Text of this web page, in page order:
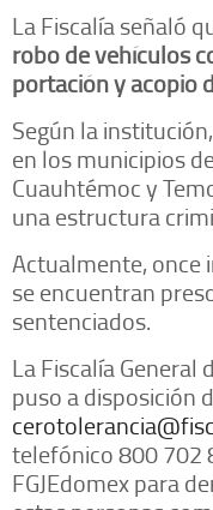
La Fiscalía señaló
robo de vehículos
portación y acopio
Según la
en los municipios
Cuauhtémoc y
una estructura
Actualmente, once
se encuentran
sentenciados.
La Fiscalía General
puso a disposición
telefónico 800 702
FGJEdomex para